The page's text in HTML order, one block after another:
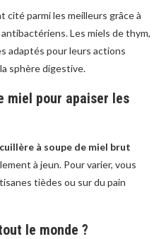
cité parmi les meilleurs grâce à
Les miels de thym,
adaptés pour leurs actions
sphère digestive.
miel pour apaiser les
à soupe de miel brut
à jeun. Pour varier, vous
tièdes ou sur du pain
le monde ?